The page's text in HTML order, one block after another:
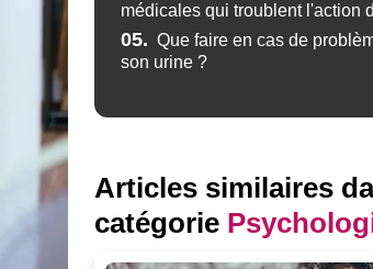
médicales qui troublent l'action
05. Que faire en cas de
son urine ?
Articles similaires
catégorie